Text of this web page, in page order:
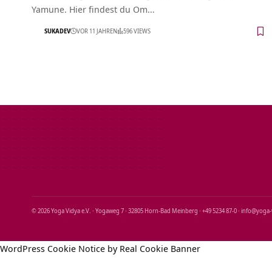
Yamune. Hier findest du Om…
SUKADEV VOR 11 JAHREN 596 VIEWS
© 2026 Yoga Vidya e.V. · Yogaweg 7 · 32805 Horn‑Bad Meinberg · +49 5234 87‑0 ·
WordPress Cookie Notice by Real Cookie Banner